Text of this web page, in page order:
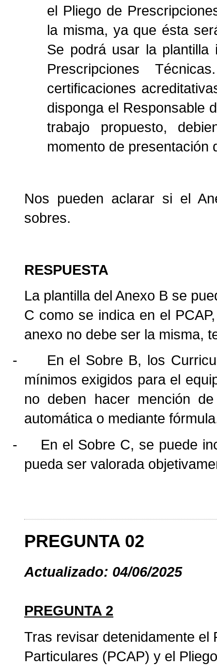
el Pliego de
la misma, ya que ésta
Se podrá usar la plantilla
Prescripciones
certificaciones
disponga el Responsable
trabajo propuesto,
momento de presentación
Nos pueden aclarar si el
sobres.
RESPUESTA
La plantilla del Anexo B se
C como se indica en el
anexo no debe ser la misma,
-
En el Sobre B, los
mínimos exigidos para el
no deben hacer mención
automática o mediante
-
En el Sobre C, se puede
pueda ser valorada
PREGUNTA 02
Actualizado: 04/06/2025
PREGUNTA 2
Tras revisar detenidamente el
Particulares (PCAP) y el